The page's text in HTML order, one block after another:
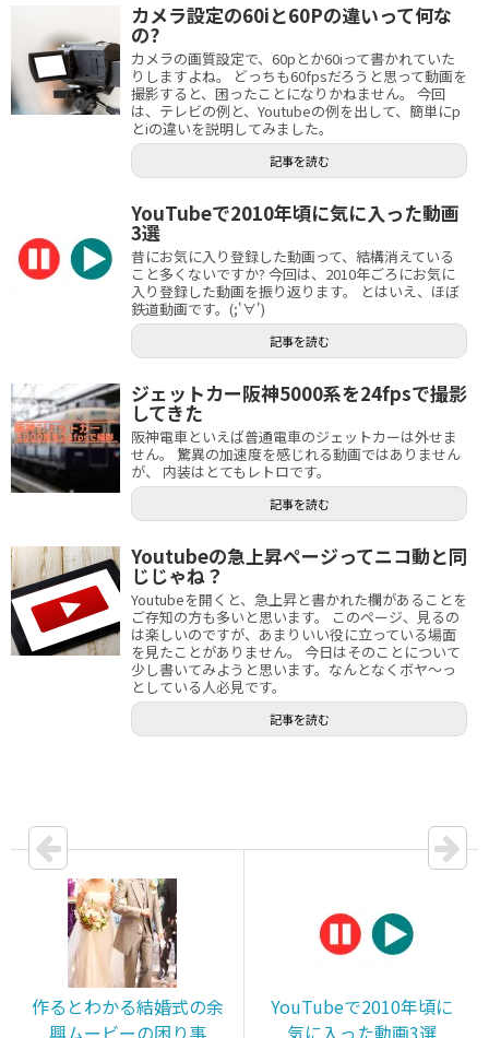
カメラ設定の60iと60Pの違いって何な
の?
カメラの画質設定で、60pとか60iって書かれていた
りしますよね。 どっちも60fpsだろうと思って動画を
撮影すると、困ったことになりかねません。 今回
は、テレビの例と、Youtubeの例を出して、簡単にp
とiの違いを説明してみました。
記事を読む
YouTubeで2010年頃に気に入った動画
3選
昔にお気に入り登録した動画って、結構消えている
こと多くないですか? 今回は、2010年ごろにお気に
入り登録した動画を振り返ります。 とはいえ、ほぼ
鉄道動画です。(;'∀')
記事を読む
ジェットカー阪神5000系を24fpsで撮影
してきた
阪神電車といえば普通電車のジェットカーは外せま
せん。 驚異の加速度を感じれる動画ではありません
が、 内装はとてもレトロです。
記事を読む
Youtubeの急上昇ページってニコ動と同
じじゃね？
Youtubeを開くと、急上昇と書かれた欄があることを
ご存知の方も多いと思います。 このページ、見るの
は楽しいのですが、あまりいい役に立っている場面
を見たことがありません。 今日はそのことについて
少し書いてみようと思います。なんとなくボヤ～っ
としている人必見です。
記事を読む
作るとわかる結婚式の余
YouTubeで2010年頃に